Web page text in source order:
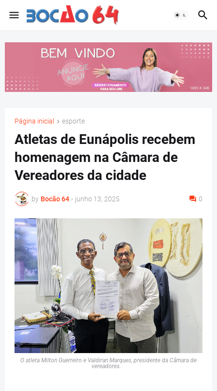
Página inicial esporte
Atletas de Eunápolis recebem
homenagem na Câmara de
Vereadores da cidade
by Bocão 64 - junho 13, 2025 0
O atleta Milton Guerreiro e Valdiran Marques, presidente da Câmara de
vereadores.